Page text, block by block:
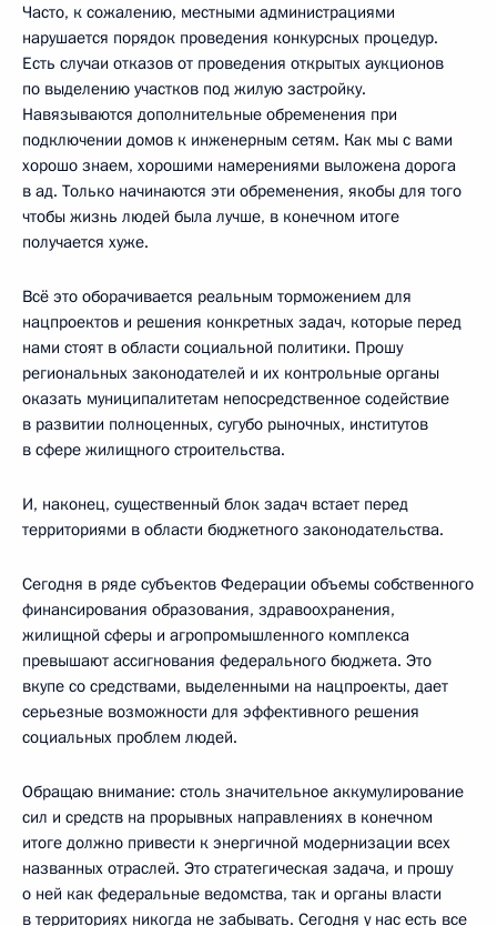
Часто, к сожалению, местными администрациями
нарушается порядок проведения конкурсных процедур.
Есть случаи отказов от проведения открытых аукционов
по выделению участков под жилую застройку.
Навязываются дополнительные обременения при
подключении домов к инженерным сетям. Как мы с вами
хорошо знаем, хорошими намерениями выложена дорога
в ад. Только начинаются эти обременения, якобы для того
чтобы жизнь людей была лучше, в конечном итоге
получается хуже.
Всё это оборачивается реальным торможением для
нацпроектов и решения конкретных задач, которые перед
нами стоят в области социальной политики. Прошу
региональных законодателей и их контрольные органы
оказать муниципалитетам непосредственное содействие
в развитии полноценных, сугубо рыночных, институтов
в сфере жилищного строительства.
И, наконец, существенный блок задач встает перед
территориями в области бюджетного законодательства.
Сегодня в ряде субъектов Федерации объемы собственного
финансирования образования, здравоохранения,
жилищной сферы и агропромышленного комплекса
превышают ассигнования федерального бюджета. Это
вкупе со средствами, выделенными на нацпроекты, дает
серьезные возможности для эффективного решения
социальных проблем людей.
Обращаю внимание: столь значительное аккумулирование
сил и средств на прорывных направлениях в конечном
итоге должно привести к энергичной модернизации всех
названных отраслей. Это стратегическая задача, и прошу
о ней как федеральные ведомства, так и органы власти
в территориях никогда не забывать. Сегодня у нас есть все